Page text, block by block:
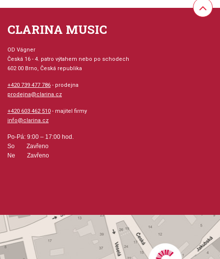
balení 5 ks
CLARINA MUSIC
OD Vágner
Česká 16 - 4. patro výtahem nebo po schodech
602 00 Brno, Česká republika
+420 739 477 786 - prodejna
prodejna@clarina.cz
+420 603 462 510 - majitel firmy
info@clarina.cz
Po-Pá: 9:00 – 17:00 hod.
So Zavřeno
Ne Zavřeno